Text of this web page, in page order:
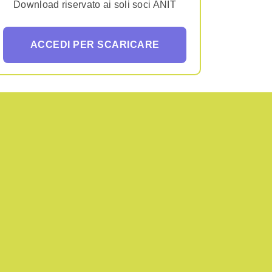
Download riservato ai soli soci ANIT
ACCEDI PER SCARICARE